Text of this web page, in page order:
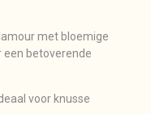
met bloemige
een betoverende
voor knusse